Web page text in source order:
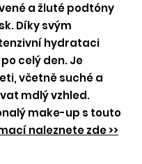
a žluté podtóny
Díky svým
hydrataci
celý den. Je
včetně suché a
mdlý vzhled.
make-up s touto
naleznete zde >>